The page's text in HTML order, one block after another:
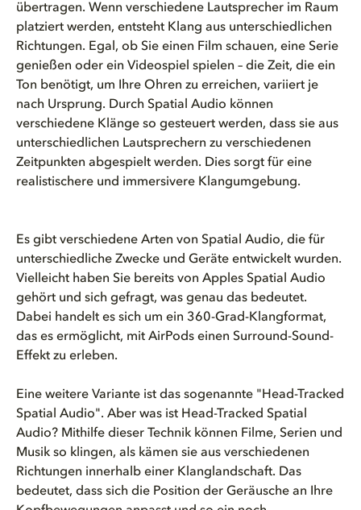
übertragen. Wenn verschiedene Lautsprecher im Raum
platziert werden, entsteht Klang aus unterschiedlichen
Richtungen. Egal, ob Sie einen Film schauen, eine Serie
genießen oder ein Videospiel spielen – die Zeit, die ein
Ton benötigt, um Ihre Ohren zu erreichen, variiert je
nach Ursprung. Durch Spatial Audio können
verschiedene Klänge so gesteuert werden, dass sie aus
unterschiedlichen Lautsprechern zu verschiedenen
Zeitpunkten abgespielt werden. Dies sorgt für eine
realistischere und immersivere Klangumgebung.
Es gibt verschiedene Arten von Spatial Audio, die für
unterschiedliche Zwecke und Geräte entwickelt wurden.
Vielleicht haben Sie bereits von Apples Spatial Audio
gehört und sich gefragt, was genau das bedeutet.
Dabei handelt es sich um ein 360-Grad-Klangformat,
das es ermöglicht, mit AirPods einen Surround-Sound-
Effekt zu erleben.
Eine weitere Variante ist das sogenannte "Head-Tracked
Spatial Audio". Aber was ist Head-Tracked Spatial
Audio? Mithilfe dieser Technik können Filme, Serien und
Musik so klingen, als kämen sie aus verschiedenen
Richtungen innerhalb einer Klanglandschaft. Das
bedeutet, dass sich die Position der Geräusche an Ihre